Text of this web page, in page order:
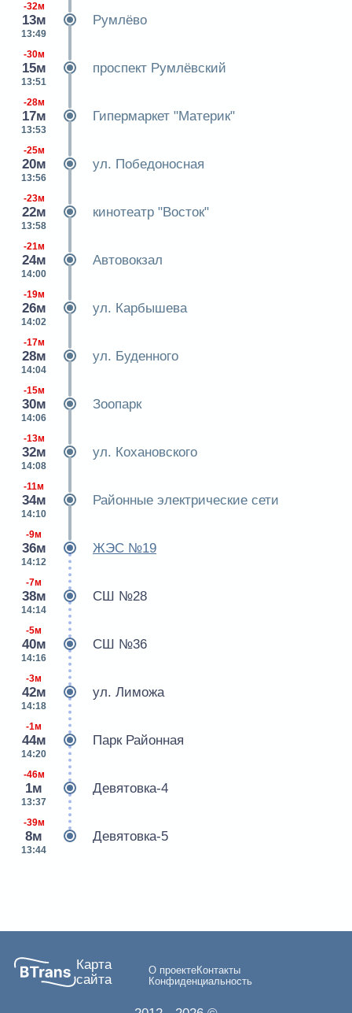
-32м
13м
13:49
Румлёво
-30м
15м
13:51
проспект Румлёвский
-28м
17м
13:53
Гипермаркет "Материк"
-25м
20м
13:56
ул. Победоносная
-23м
22м
13:58
кинотеатр "Восток"
-21м
24м
14:00
Автовокзал
-19м
26м
14:02
ул. Карбышева
-17м
28м
14:04
ул. Буденного
-15м
30м
14:06
Зоопарк
-13м
32м
14:08
ул. Кохановского
-11м
34м
14:10
Районные электрические сети
-9м
36м
14:12
ЖЭС №19
-7м
38м
14:14
СШ №28
-5м
40м
14:16
СШ №36
-3м
42м
14:18
ул. Лиможа
-1м
44м
14:20
Парк Районная
-46м
1м
13:37
Девятовка-4
-39м
8м
13:44
Девятовка-5
Карта
сайта
О проектеКонтакты
Конфиденциальность